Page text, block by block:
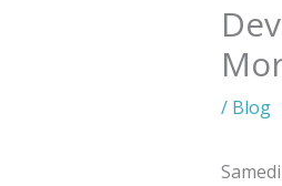
/ Blog